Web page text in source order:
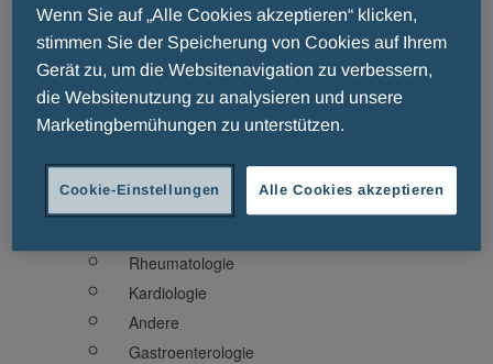
Wo Wir Sind
Geschäftsethik Und Compliance
Firmengeschichte
Vision
Diabetologie
Allergologie
Rheumatologie
Kardiologie
Andere
Gastroenterologie
Wenn Sie auf „Alle Cookies akzeptieren“ klicken,
stimmen Sie der Speicherung von Cookies auf Ihrem
Gerät zu, um die Websitenavigation zu verbessern,
die Websitenutzung zu analysieren und unsere
Marketingbemühungen zu unterstützen.
Alle Cookies akzeptieren
Cookie-Einstellungen